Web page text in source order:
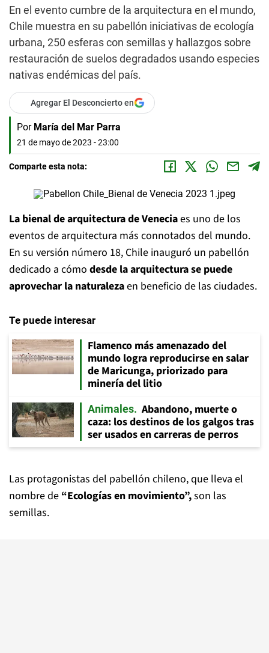
En el evento cumbre de la arquitectura en el mundo,
Chile muestra en su pabellón iniciativas de ecología
urbana, 250 esferas con semillas y hallazgos sobre
restauración de suelos degradados usando especies
nativas endémicas del país.
Agregar El Desconcierto en
Por María del Mar Parra
21 de mayo de 2023 - 23:00
Comparte esta nota:
La bienal de arquitectura de Veneciaes uno de los
eventos de arquitectura más connotados del mundo.
En su versión número 18, Chile inauguró un pabellón
dedicado a cómo desde la arquitectura se puede
aprovechar la naturalezaen beneficio de las ciudades.
Te puede interesar
Flamenco más amenazado del
mundo logra reproducirse en salar
de Maricunga, priorizado para
minería del litio
Animales
Abandono, muerte o
caza: los destinos de los galgos tras
ser usados en carreras de perros
Las protagonistas del pabellón chileno, que lleva el
nombre de “Ecologías en movimiento”,son las
semillas.